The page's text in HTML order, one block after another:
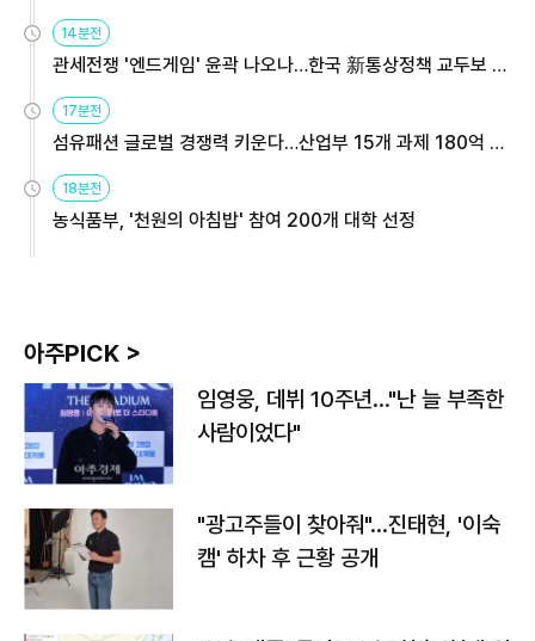
14분전
관세전쟁 '엔드게임' 윤곽 나오나…한국 新통상정책 교두보 활
17분전
섬유패션 글로벌 경쟁력 키운다…산업부 15개 과제 180억 지
18분전
농식품부, '천원의 아침밥' 참여 200개 대학 선정
아주PICK >
임영웅, 데뷔 10주년…"난 늘 부족한
사람이었다"
"광고주들이 찾아줘"…진태현, '이숙
캠' 하차 후 근황 공개